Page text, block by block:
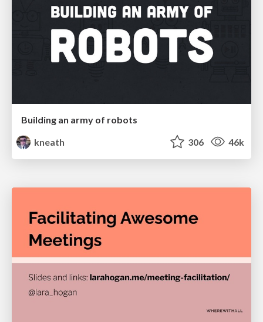
Building an army of robots
kneath
306 46k